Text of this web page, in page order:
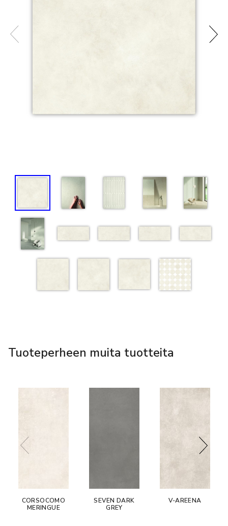
Tuoteperheen muita tuotteita
CORSOCOMO
MERINGUE
SEVEN DARK
GREY
V-AREENA